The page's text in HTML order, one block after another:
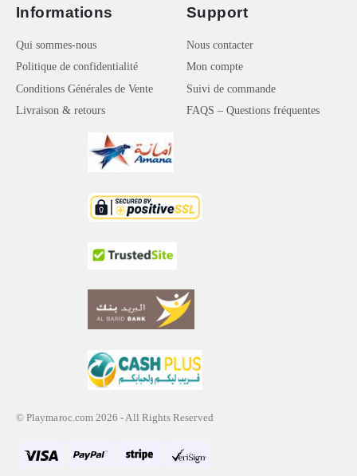
Informations
Qui sommes-nous
Politique de confidentialité
Conditions Générales de Vente
Livraison & retours
Support
Nous contacter
Mon compte
Suivi de commande
FAQS – Questions fréquentes
© Playmaroc.com 2026 - All Rights Reserved